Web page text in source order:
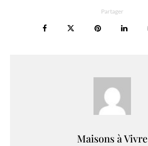
Partager
Maisons à Vivre